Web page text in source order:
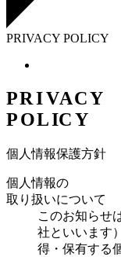
PRIVACY POLICY
PRIVACY
POLICY
個人情報保護方針
個人情報の
取り扱いについて
このお知らせ
社といいます
得・保有する